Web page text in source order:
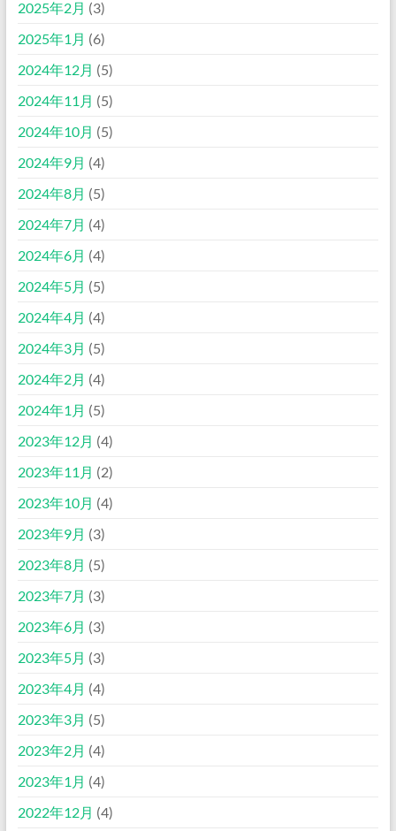
2025年2月 (3)
2025年1月 (6)
2024年12月 (5)
2024年11月 (5)
2024年10月 (5)
2024年9月 (4)
2024年8月 (5)
2024年7月 (4)
2024年6月 (4)
2024年5月 (5)
2024年4月 (4)
2024年3月 (5)
2024年2月 (4)
2024年1月 (5)
2023年12月 (4)
2023年11月 (2)
2023年10月 (4)
2023年9月 (3)
2023年8月 (5)
2023年7月 (3)
2023年6月 (3)
2023年5月 (3)
2023年4月 (4)
2023年3月 (5)
2023年2月 (4)
2023年1月 (4)
2022年12月 (4)